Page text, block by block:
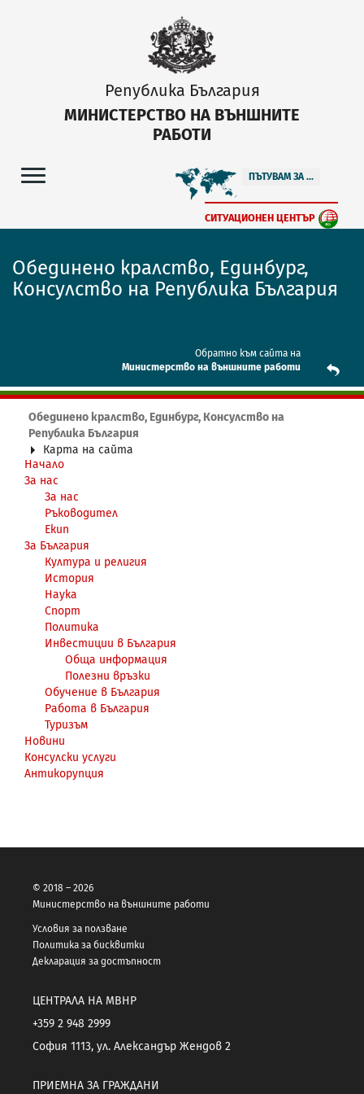
Република България
МИНИСТЕРСТВО НА ВЪНШНИТЕ
РАБОТИ
ПЪТУВАМ ЗА ...
СИТУАЦИОНЕН ЦЕНТЪР
Обединено кралство, Единбург,
Консулство на Република България
Обратно към сайта на
Mинистерство на външните работи
Обединено кралство, Единбург, Консулство на
Република България
Карта на сайта
Начало
За нас
За нас
Ръководител
Екип
За България
Култура и религия
История
Наука
Спорт
Политика
Инвестиции в България
Обща информация
Полезни връзки
Обучение в България
Работа в България
Туризъм
Новини
Консулски услуги
Антикорупция
© 2018 – 2026
Министерство на външните работи
Условия за ползване
Политика за бисквитки
Декларация за достъпност
ЦЕНТРАЛА НА МВНР
+359 2 948 2999
София 1113, ул. Александър Жендов 2
ПРИЕМНА ЗА ГРАЖДАНИ